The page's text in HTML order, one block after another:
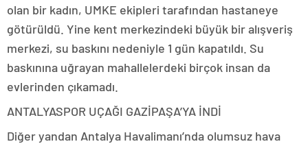
olan bir kadın, UMKE ekipleri tarafından hastaneye
götürüldü. Yine kent merkezindeki büyük bir alışveriş
merkezi, su baskını nedeniyle 1 gün kapatıldı. Su
baskınına uğrayan mahallelerdeki birçok insan da
evlerinden çıkamadı.
ANTALYASPOR UÇAĞI GAZİPAŞA’YA İNDİ
Diğer yandan Antalya Havalimanı’nda olumsuz hava